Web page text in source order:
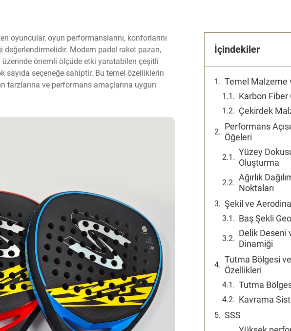
oyuncular, oyun performanslarını, konforlarını
Modern padel raket pazarı,
önemli ölçüde etki yaratabilen çeşitli
sayıda seçeneğe sahiptir. Bu temel özelliklerin
tarzlarına ve performans amaçlarına uygun
İçindekiler
Temel Malzeme
Karbon
Çekirdek
Performans
Öğeleri
Yüzey
Oluşturma
Ağırlık
Noktaları
Şekil ve
Baş Şekli
Delik Deseni
Dinamiği
Tutma Bölgesi
Özellikleri
Tutma
Kavrama
SSS